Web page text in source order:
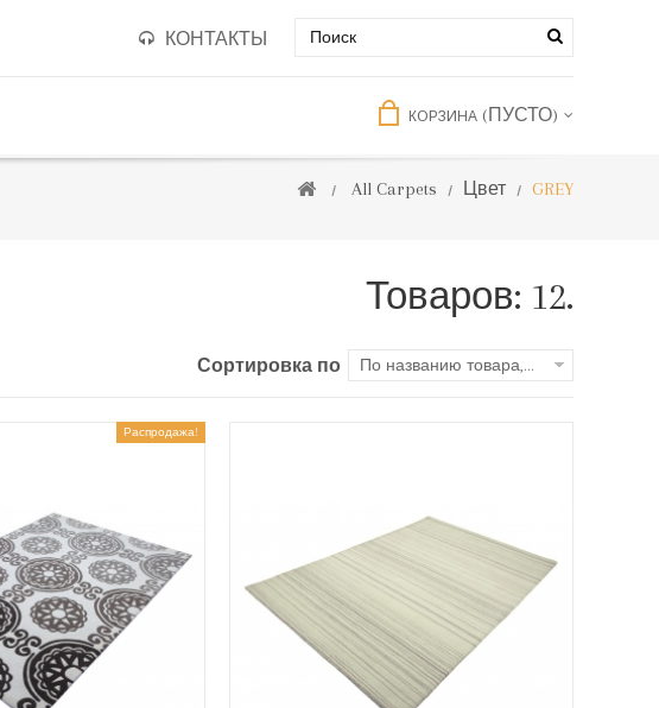
КОНТАКТЫ
КОРЗИНА (ПУСТО)
All Carpets Цвет GREY
Товаров: 12.
Сортировка по По названию товара, от А до Я
Распродажа!